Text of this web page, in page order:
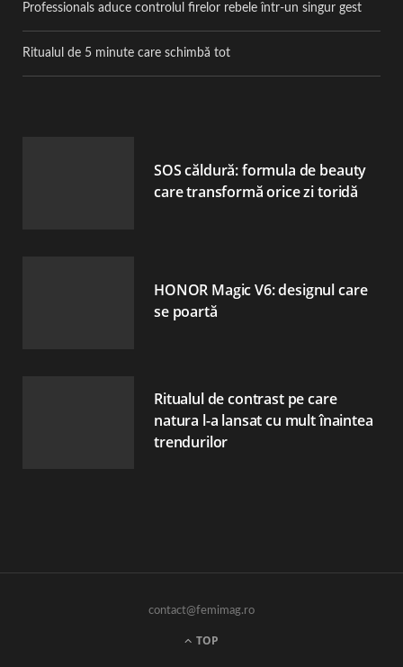
Professionals aduce controlul firelor rebele într-un singur gest
Ritualul de 5 minute care schimbă tot
SOS căldură: formula de beauty
care transformă orice zi toridă
HONOR Magic V6: designul care
se poartă
Ritualul de contrast pe care
natura l-a lansat cu mult înaintea
trendurilor
contact@femimag.ro
TOP